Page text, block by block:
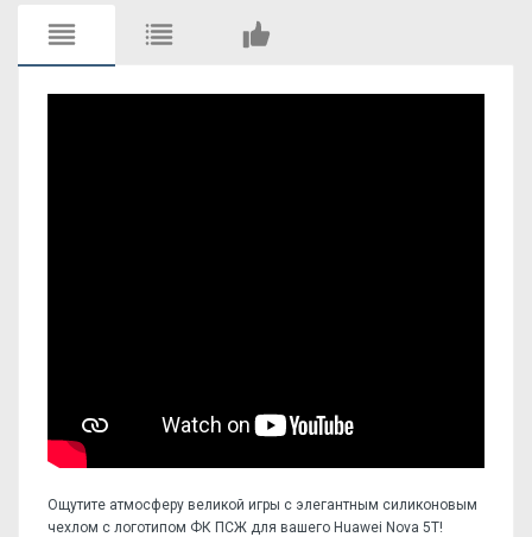
Ощутите атмосферу великой игры с элегантным силиконовым
чехлом с логотипом ФК ПСЖ для вашего Huawei Nova 5T!